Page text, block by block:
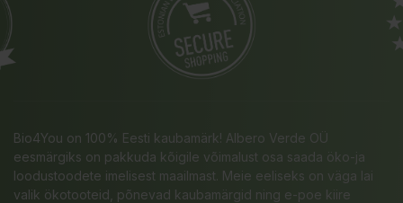
Bio4You on 100% Eesti kaubamärk! Albero Verde OÜ
eesmärgiks on pakkuda kõigile võimalust osa saada öko-ja
loodustoodete imelisest maailmast. Meie eeliseks on väga lai
valik ökotooteid, põnevad kaubamärgid ning e-poe kiire